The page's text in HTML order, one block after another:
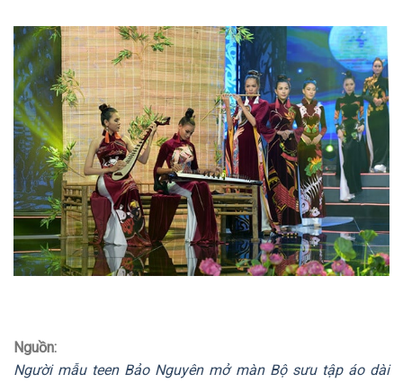
Nguồn:
Người mẫu teen Bảo Nguyên mở màn Bộ sưu tập áo dài